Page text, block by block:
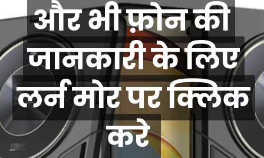
और भी फ़ोन की
जानकारी के लिए
लर्न मोर पर क्लिक
करे
और भी फ़ोन की
जानकारी के लिए
लर्न मोर पर क्लिक
करे